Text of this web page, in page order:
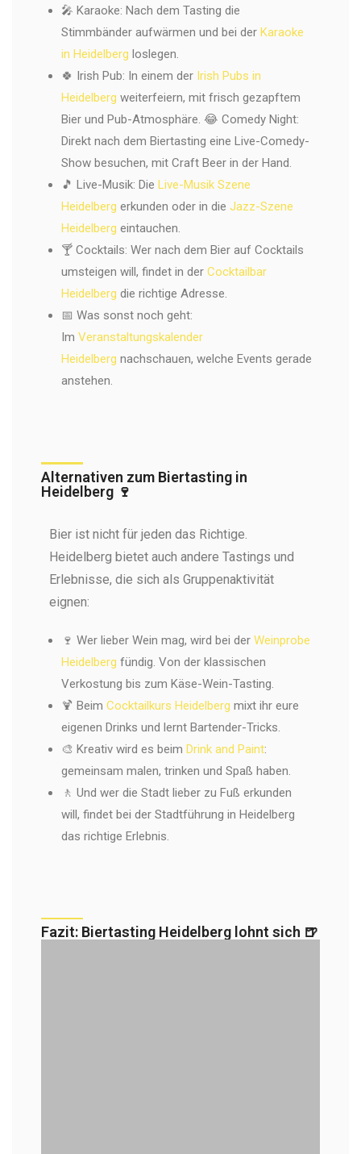
🎤 Karaoke: Nach dem Tasting die
Stimmbänder aufwärmen und bei der Karaoke
in Heidelberg loslegen.
🍀 Irish Pub: In einem der Irish Pubs in
Heidelberg weiterfeiern, mit frisch gezapftem
Bier und Pub-Atmosphäre. 😂 Comedy Night:
Direkt nach dem Biertasting eine Live-Comedy-
Show besuchen, mit Craft Beer in der Hand.
🎵 Live-Musik: Die Live-Musik Szene
Heidelberg erkunden oder in die Jazz-Szene
Heidelberg eintauchen.
🍸 Cocktails: Wer nach dem Bier auf Cocktails
umsteigen will, findet in der Cocktailbar
Heidelberg die richtige Adresse.
📅 Was sonst noch geht:
Im Veranstaltungskalender
Heidelberg nachschauen, welche Events gerade
anstehen.
Alternativen zum Biertasting in
Heidelberg 🍷
Bier ist nicht für jeden das Richtige.
Heidelberg bietet auch andere Tastings und
Erlebnisse, die sich als Gruppenaktivität
eignen:
🍷 Wer lieber Wein mag, wird bei der Weinprobe
Heidelberg fündig. Von der klassischen
Verkostung bis zum Käse-Wein-Tasting.
🍹 Beim Cocktailkurs Heidelberg mixt ihr eure
eigenen Drinks und lernt Bartender-Tricks.
🎨 Kreativ wird es beim Drink and Paint:
gemeinsam malen, trinken und Spaß haben.
🚶 Und wer die Stadt lieber zu Fuß erkunden
will, findet bei der Stadtführung in Heidelberg
das richtige Erlebnis.
Fazit: Biertasting Heidelberg lohnt sich 🍺